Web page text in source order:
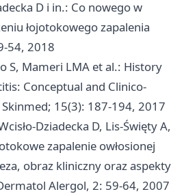
D i in.: Co nowego w
łojotokowego zapalenia
54, 2018
S, Mameri LMA et al.: History
Conceptual and Clinico-
15(3): 187-194, 2017
Dziadecka D, Lis-Święty A,
zapalenie owłosionej
obraz kliniczny oraz aspekty
Alergol, 2: 59-64, 2007